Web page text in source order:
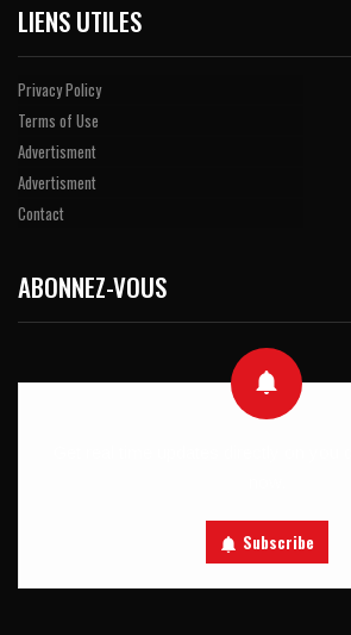
LIENS UTILES
Privacy Policy
Terms of Use
Advertisment
Advertisment
Contact
ABONNEZ-VOUS
Subscribe